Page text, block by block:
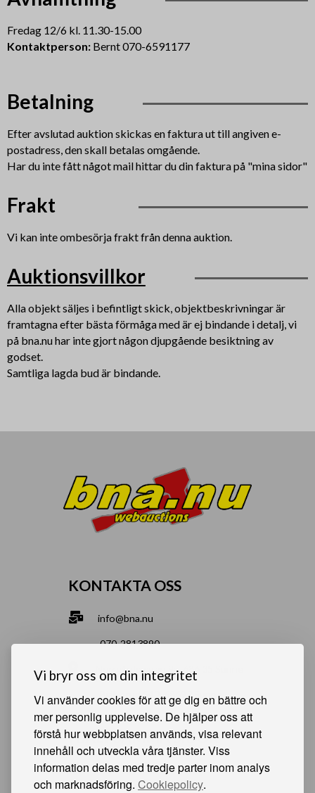
Vi bryr oss om din integritet
Vi använder cookies för att ge dig en bättre och
mer personlig upplevelse. De hjälper oss att
förstå hur webbplatsen används, visa relevant
innehåll och utveckla våra tjänster. Viss
information delas med tredje parter inom analys
och marknadsföring. Cookiepolicy.
Fredag 12/6 kl. 11.30-15.00
Kontaktperson:Bernt 070-6591177
Betalning
Efter avslutad auktion skickas en faktura ut till angiven e-
postadress, den skall betalas omgående.
Har du inte fått något mail hittar du din faktura på "mina sidor"
Frakt
Vi kan inte ombesörja frakt från denna auktion.
Auktionsvillkor
Alla objekt säljes i befintligt skick, objektbeskrivningar är
framtagna efter bästa förmåga med är ej bindande i detalj, vi
på bna.nu har inte gjort någon djupgående besiktning av
godset.
Samtliga lagda bud är bindande.
KONTAKTA OSS
info@bna.nu
070-2813890
Norrgårdsgatan 9a, 686 35 Sunne
Bjälverud 540, 68693 Sunne
HJÄLPSAMMA SIDOR
Något du vill sälja?
Att köpa från oss